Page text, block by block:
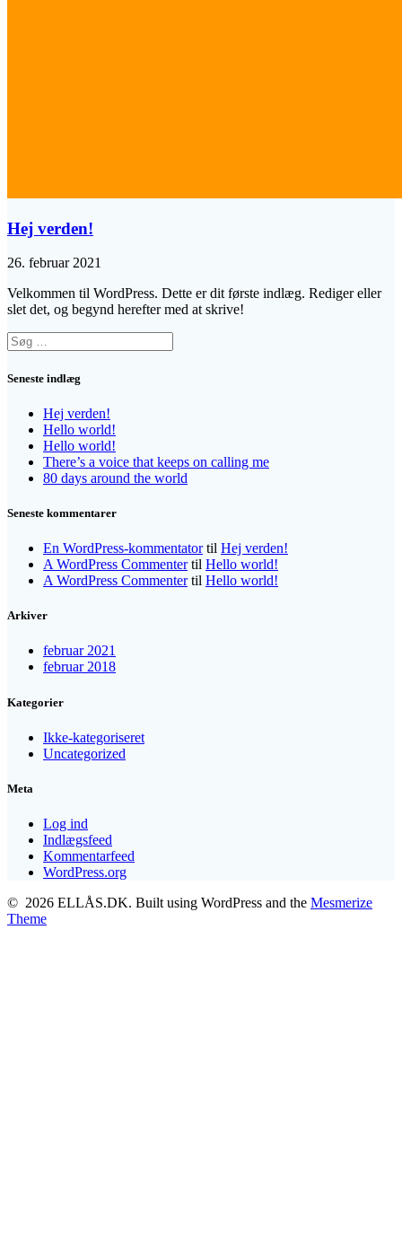
Hej verden!
26. februar 2021
Velkommen til WordPress. Dette er dit første indlæg. Rediger eller
slet det, og begynd herefter med at skrive!
Søg
efter:
Seneste indlæg
Hej verden!
Hello world!
Hello world!
There’s a voice that keeps on calling me
80 days around the world
Seneste kommentarer
En WordPress-kommentatortil Hej verden!
A WordPress Commentertil Hello world!
A WordPress Commentertil Hello world!
Arkiver
februar 2021
februar 2018
Kategorier
Ikke-kategoriseret
Uncategorized
Meta
Log ind
Indlægsfeed
Kommentarfeed
WordPress.org
© 2026 ELLÅS.DK. Built using WordPress and the Mesmerize
Theme